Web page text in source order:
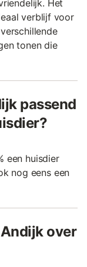
Het
verblijf voor
tonen die
passend
een huisdier
nog eens een
over